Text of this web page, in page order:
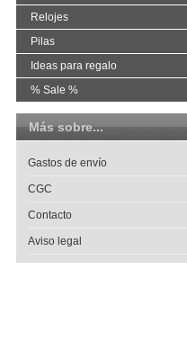
Relojes
Pilas
Ideas para regalo
% Sale %
Más sobre...
Gastos de envío
CGC
Contacto
Aviso legal